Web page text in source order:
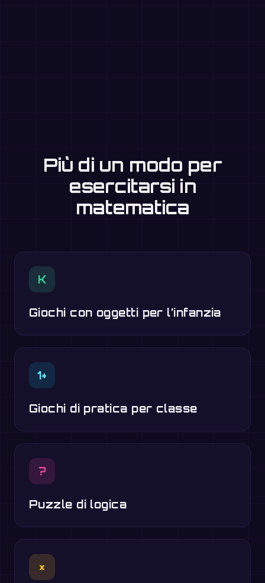
Più di un modo per
esercitarsi in
matematica
K
Giochi con oggetti per l’infanzia
1+
Giochi di pratica per classe
?
Puzzle di logica
×